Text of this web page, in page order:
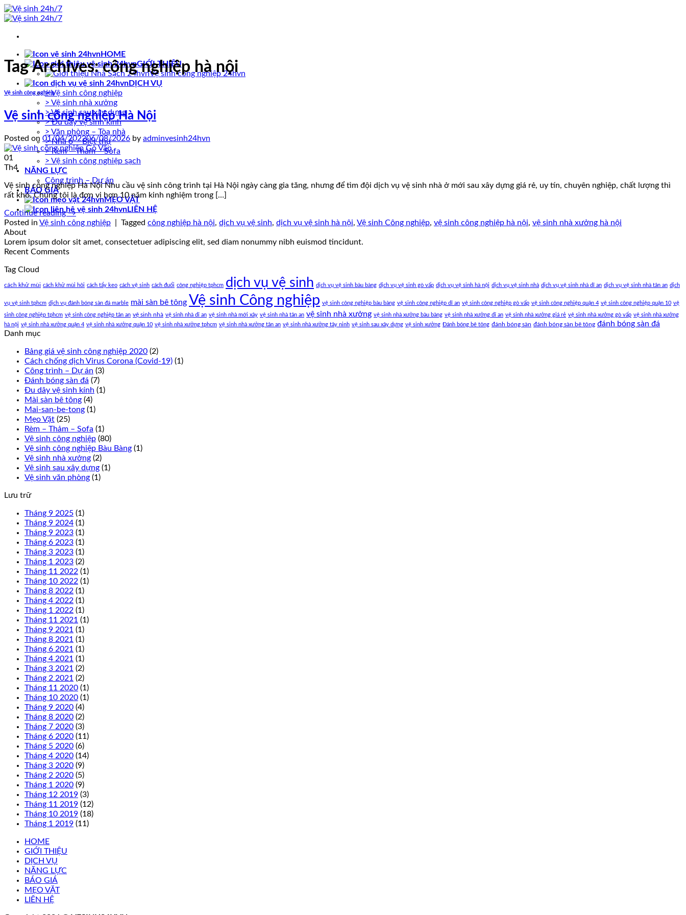
Skip
to
HOME
GIỚI THIỆU
Vệ sinh công nghiệp 24hvn
DỊCH VỤ
> Vệ sinh công nghiệp
> Vệ sinh nhà xưởng
> Vệ sinh sau xây dựng
> Đu dây vệ sinh kính
> Văn phòng – Tòa nhà
> Nhà ở – Biệt thự
> Rèm – Thảm – Sofa
> Vệ sinh công nghiệp sạch
NĂNG LỰC
Công trình – Dự án
BÁO GIÁ
MẸO VẶT
LIÊN HỆ
Tag Archives:công nghiệp hà nội
Vệ sinh công nghiệp
Vệ sinh công nghiệp Hà Nội
Posted on 01/04/202206/08/2026 by adminvesinh24hvn
01
Th4
Vệ sinh công nghiệp Hà Nội Nhu cầu vệ sinh công trình tại Hà Nội ngày càng gia tăng, nhưng để tìm đội dịch vụ vệ sinh nhà ở mới sau xây dựng giá rẻ, uy tín, chuyên nghiệp, chất lượng thì
rất khó. Chúng tôi là đơn vị hơn 10 năm kinh nghiệm trong […]
Continue reading→
Posted in Vệ sinh công nghiệp Tagged công nghiệp hà nội, dịch vụ vệ sinh, dịch vụ vệ sinh hà nội, Vệ sinh Công nghiệp, vệ sinh công nghiệp hà nội, vệ sinh nhà xưởng hà nội
About
Lorem ipsum dolor sit amet, consectetuer adipiscing elit, sed diam nonummy nibh euismod tincidunt.
Recent Comments
Tag Cloud
cách khử mùi cách khử mùi hôi cách tẩy keo cách vệ sinh cách đuổi công nghiệp tphcm dịch vụ vệ sinh dịch vụ vệ sinh bàu bàng dịch vụ vệ sinh gò vấp dịch vụ vệ sinh hà nội dịch vụ vệ sinh nhà dịch vụ vệ sinh nhà dĩ an dịch vụ vệ sinh nhà tân an dịch
vụ vệ sinh tphcm dịch vụ đánh bóng sàn đá marble mài sàn bê tông Vệ sinh Công nghiệp vệ sinh công nghiệp bàu bàng vệ sinh công nghiệp dĩ an vệ sinh công nghiệp gò vấp vệ sinh công nghiệp quận 4 vệ sinh công nghiệp quận 10 vệ
sinh công nghiệp tphcm vệ sinh công nghiệp tân an vệ sinh nhà vệ sinh nhà dĩ an vệ sinh nhà mới xây vệ sinh nhà tân an vệ sinh nhà xưởng vệ sinh nhà xưởng bàu bàng vệ sinh nhà xưởng dĩ an vệ sinh nhà xưởng giá rẻ vệ sinh nhà xưởng gò vấp vệ sinh nhà xưởng
hà nội vệ sinh nhà xưởng quận 4 vệ sinh nhà xưởng quận 10 vệ sinh nhà xưởng tphcm vệ sinh nhà xưởng tân an vệ sinh nhà xưởng tây ninh vệ sinh sau xây dựng vệ sinh xưởng Đánh bóng bê tông đánh bóng sàn đánh bóng sàn bê tông đánh bóng sàn đá
Danh mục
Bảng giá vệ sinh công nghiệp 2020 (2)
Cách chống dịch Virus Corona (Covid-19) (1)
Công trình – Dự án (3)
Đánh bóng sàn đá (7)
Đu dây vệ sinh kính (1)
Mài sàn bê tông (4)
Mai-san-be-tong (1)
Mẹo Vặt (25)
Rèm – Thảm – Sofa (1)
Vệ sinh công nghiệp (80)
Vệ sinh công nghiệp Bàu Bàng (1)
Vệ sinh nhà xưởng (2)
Vệ sinh sau xây dựng (1)
Vệ sinh văn phòng (1)
Lưu trữ
Tháng 9 2025 (1)
Tháng 9 2024 (1)
Tháng 9 2023 (1)
Tháng 6 2023 (1)
Tháng 3 2023 (1)
Tháng 1 2023 (2)
Tháng 11 2022 (1)
Tháng 10 2022 (1)
Tháng 8 2022 (1)
Tháng 4 2022 (1)
Tháng 1 2022 (1)
Tháng 11 2021 (1)
Tháng 9 2021 (1)
Tháng 8 2021 (1)
Tháng 6 2021 (1)
Tháng 4 2021 (1)
Tháng 3 2021 (2)
Tháng 2 2021 (2)
Tháng 11 2020 (1)
Tháng 10 2020 (1)
Tháng 9 2020 (4)
Tháng 8 2020 (2)
Tháng 7 2020 (3)
Tháng 6 2020 (11)
Tháng 5 2020 (6)
Tháng 4 2020 (14)
Tháng 3 2020 (9)
Tháng 2 2020 (5)
Tháng 1 2020 (9)
Tháng 12 2019 (3)
Tháng 11 2019 (12)
Tháng 10 2019 (18)
Tháng 1 2019 (11)
HOME
GIỚI THIỆU
DỊCH VỤ
NĂNG LỰC
BÁO GIÁ
MẸO VẶT
LIÊN HỆ